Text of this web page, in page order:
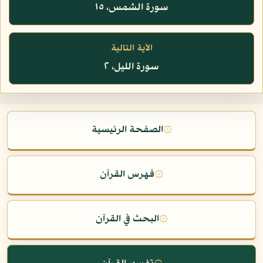
سورة الشمس، ١٥
الآية التالية
سورة الليل، ٢
۞الصفحة الرئيسية
۞فهرس القرآن
۞البحث في القرآن